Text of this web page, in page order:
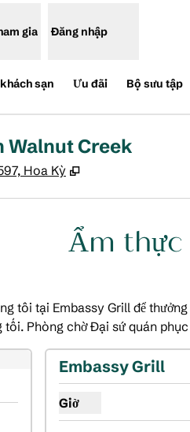
gia Đăng nhập
sạn Ưu đãi Bộ sưu tập
Walnut Creek
Hoa Kỳ ,
Ẩm thực
tôi tại Embassy Grill để
tối. Phòng chờ Đại sứ quán
Embassy Grill
Giờ
Hiển thị giờ cho